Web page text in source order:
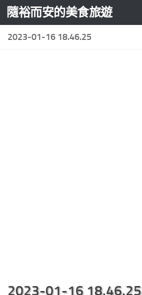
Skip to content
隨裕而安的美食旅遊
2023-01-16 18.46.25
2023-01-16 18.46.25